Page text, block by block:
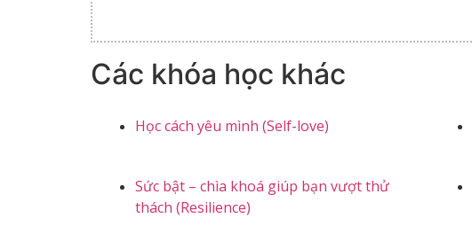
Các khóa học khác
Học cách yêu mình (Self-love)
Sức bật – chìa khoá giúp bạn vượt thử
thách (Resilience)